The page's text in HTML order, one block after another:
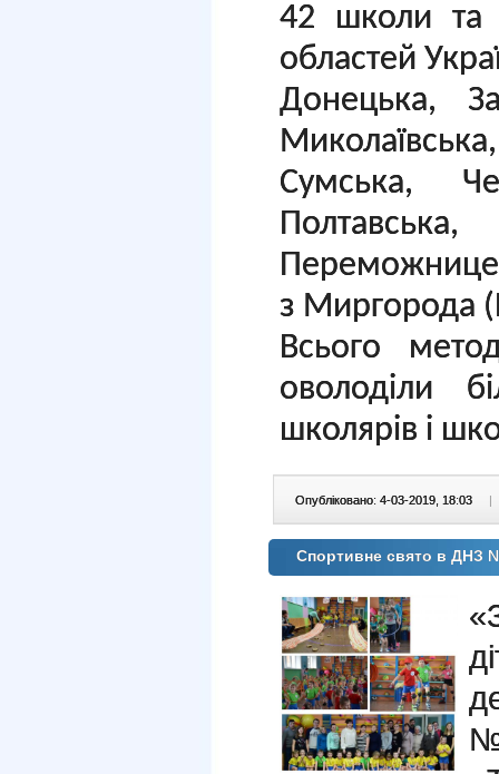
42 школи та
областей
Донецька,
Сумська,
з Миргорода
Всього
оволоділи
школярів і
Опубліковано: 4-03-2019, 18:03 |
Спортивне свято в ДНЗ